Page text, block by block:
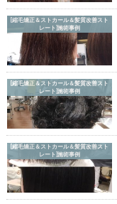
[縮毛矯正＆ストカール＆髪質改善スト
レート]施術事例
[縮毛矯正＆ストカール＆髪質改善スト
レート]施術事例
[縮毛矯正＆ストカール＆髪質改善スト
レート]施術事例